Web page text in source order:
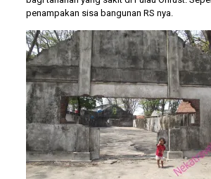
penampakan sisa bangunan RS nya.